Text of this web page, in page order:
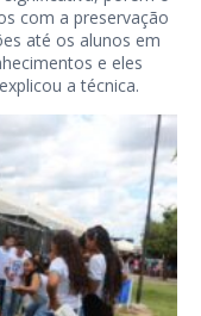
com a preservação
até os alunos em
e eles
a técnica.